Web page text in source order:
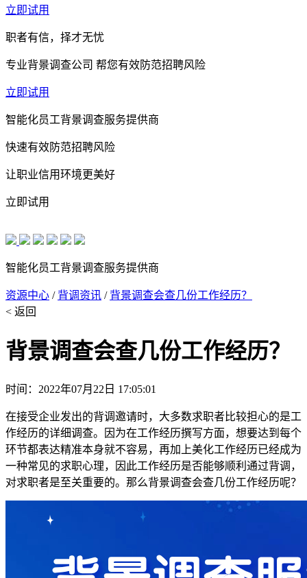
立即试用
职者有信，择才无忧
专业背景调查公司 帮您有效防范招聘风险
立即试用
智能化员工背景调查服务提供商
快速有效防范招聘风险
让职业信用环境更美好
立即试用
智能化员工背景调查服务提供商
资源中心 / 背调资讯 / 背景调查会查几份工作经历？
< 返回
背景调查会查几份工作经历？
时间：2022年07月22日 17:05:01
在接受企业发出的背调邀请时，大多数求职者比较担心的是工
作经历的详细调查。因为在工作经历撰写方面，想要达到每个
环节都表达精准本身就不容易，再加上美化工作经历已经成为
一种常见的求职心理，因此工作经历是否能够顺利通过背调，
对求职者是至关重要的。那么背景调查会查几份工作经历呢？